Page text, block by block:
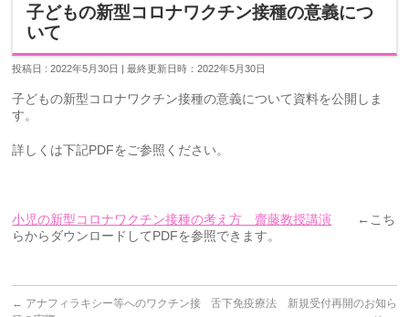
子どもの新型コロナワクチン接種の意義につ
いて
投稿日 : 2022年5月30日 | 最終更新日時：2022年5月30日
子どもの新型コロナワクチン接種の意義について資料を公開しま
す。
詳しくは下記PDFをご参照ください。
小児の新型コロナワクチン接種の考え方 齋藤教授講演 ←こち
らからダウンロードしてPDFを参照できます。
← アナフィラキシー等へのワクチン接
舌下免疫療法 新規受付再開のお知ら